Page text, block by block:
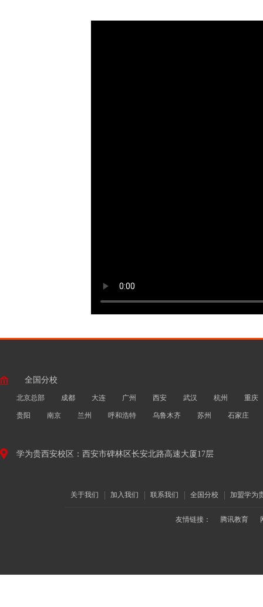
全国分校
北京总部 成都 大连 广州 西安 武汉 杭州 重庆
贵阳 南京 兰州 呼和浩特 乌鲁木齐 苏州 石家庄
学为贵西安校区：西安市碑林区长安北路高速大厦17层
关于我们 加入我们 联系我们 全国分校 加盟学为
友情链接： 腾讯教育